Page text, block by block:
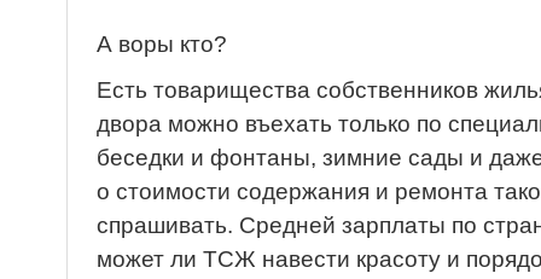
А воры кто?
Есть товарищества собст­венников
двора можно въехать только по
беседки и фонтаны, зимние сады и
о стоимости содержания и ремонта
спрашивать. Средней зарплаты по
может ли ТСЖ навести красоту и